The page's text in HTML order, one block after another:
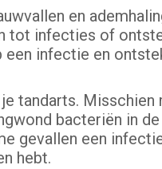
en
tot infecties of
infectie en
tandarts.
bacteriën in
gevallen een
hebt.